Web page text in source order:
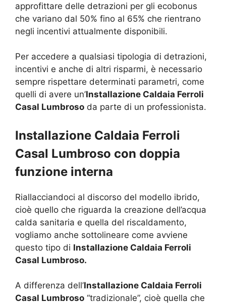
approfittare delle detrazioni per gli ecobonus
che variano dal 50% fino al 65% che rientrano
negli incentivi attualmente disponibili.
Per accedere a qualsiasi tipologia di detrazioni,
incentivi e anche di altri risparmi, è necessario
sempre rispettare determinati parametri, come
quelli di avere un’Installazione Caldaia Ferroli
Casal Lumbroso da parte di un professionista.
Installazione Caldaia Ferroli
Casal Lumbroso con doppia
funzione interna
Riallacciandoci al discorso del modello ibrido,
cioè quello che riguarda la creazione dell’acqua
calda sanitaria e quella del riscaldamento,
vogliamo anche sottolineare come avviene
questo tipo di Installazione Caldaia Ferroli
Casal Lumbroso.
A differenza dell’Installazione Caldaia Ferroli
Casal Lumbroso “tradizionale”, cioè quella che